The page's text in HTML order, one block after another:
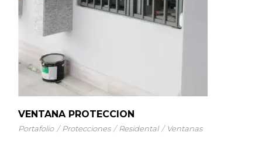
VENTANA PROTECCION
Portafolio Protecciones Residental Ventanas